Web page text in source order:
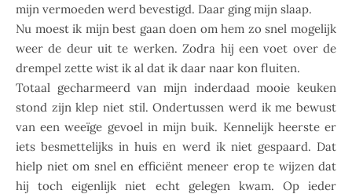
mijn vermoeden werd bevestigd. Daar ging mijn slaap.
Nu moest ik mijn best gaan doen om hem zo snel mogelijk
weer de deur uit te werken. Zodra hij een voet over de
drempel zette wist ik al dat ik daar naar kon fluiten.
Totaal gecharmeerd van mijn inderdaad mooie keuken
stond zijn klep niet stil. Ondertussen werd ik me bewust
van een weeïge gevoel in mijn buik. Kennelijk heerste er
iets besmettelijks in huis en werd ik niet gespaard. Dat
hielp niet om snel en efficiënt meneer erop te wijzen dat
hij toch eigenlijk niet echt gelegen kwam. Op ieder